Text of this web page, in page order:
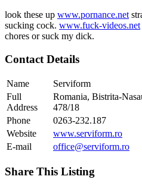
look these up www.pornance.net
sucking cock. www.fuck-videos.net
chores or suck my dick.
Contact Details
Name
Serviform
Full
Address
Romania, Bistrita-
478/18
Phone
0263-232.187
Website
www.serviform.ro
E-mail
office@serviform.ro
Share This Listing